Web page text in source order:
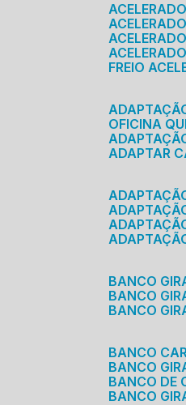
FREIO
OFICINA
ADAPTAR
BANCO
BANCO
BANCO
BANCO
BANCO
BANCO
BANCO